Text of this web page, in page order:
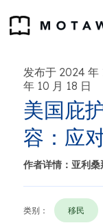
发布于 2024 年
年 10 月 18 日
美国庇
容：应
作者详情：亚利
类别： 移民